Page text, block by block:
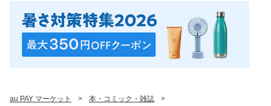
au PAY マーケット > 本・コミック・雑誌
>